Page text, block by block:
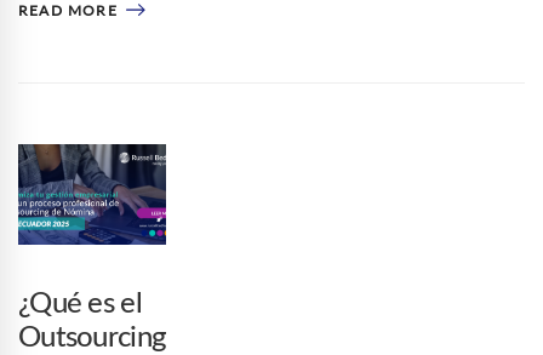
READ MORE
¿Qué es el
Outsourcing